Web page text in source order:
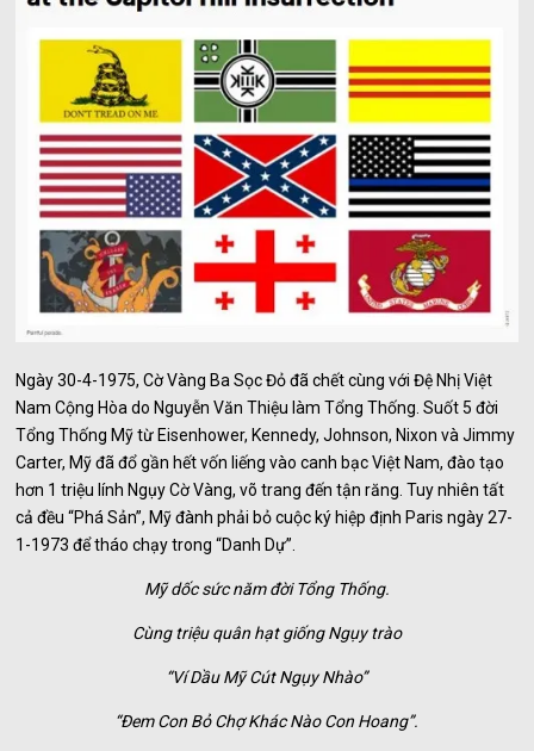
Ngày 30-4-1975, Cờ Vàng Ba Sọc Đỏ đã chết cùng với Đệ Nhị Việt
Nam Cộng Hòa do Nguyễn Văn Thiệu làm Tổng Thống. Suốt 5 đời
Tổng Thống Mỹ từ Eisenhower, Kennedy, Johnson, Nixon và Jimmy
Carter, Mỹ đã đổ gần hết vốn liếng vào canh bạc Việt Nam, đào tạo
hơn 1 triệu lính Ngụy Cờ Vàng, võ trang đến tận răng. Tuy nhiên tất
cả đều “Phá Sản”, Mỹ đành phải bỏ cuộc ký hiệp định Paris ngày 27-
1-1973 để tháo chạy trong “Danh Dự”.
Mỹ dốc sức năm đời Tổng Thống.
Cùng triệu quân hạt giống Ngụy trào
“Ví Dầu Mỹ Cút Ngụy Nhào”
“Đem Con Bỏ Chợ Khác Nào Con Hoang”.